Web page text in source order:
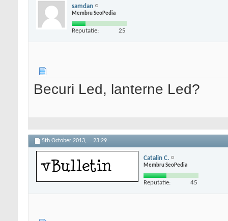
samdan
Membru SeoPedia
Reputatie: 25
Becuri Led, lanterne Led?
5th October 2013, 23:29
Catalin C.
Membru SeoPedia
Reputatie: 45